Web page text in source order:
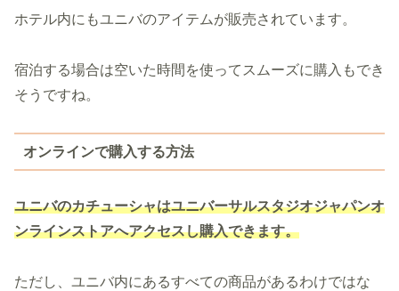
ホテル内にもユニバのアイテムが販売されています。
宿泊する場合は空いた時間を使ってスムーズに購入もでき
そうですね。
オンラインで購入する方法
ユニバのカチューシャはユニバーサルスタジオジャパンオ
ンラインストアへアクセスし購入できます。
ただし、ユニバ内にあるすべての商品があるわけではな